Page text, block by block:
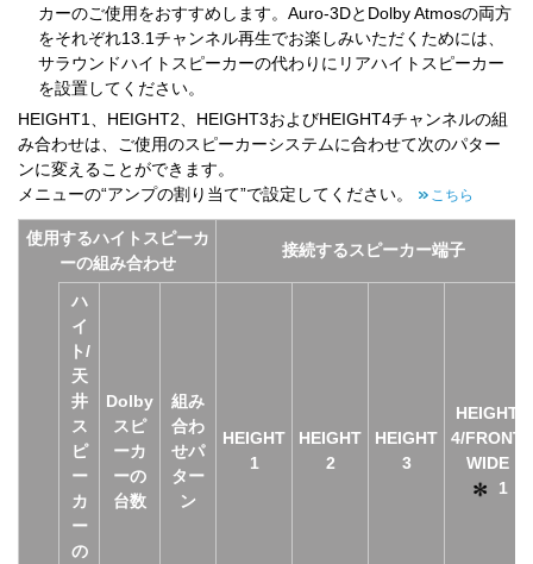
カーのご使用をおすすめします。Auro-3DとDolby Atmosの両方
をそれぞれ13.1チャンネル再生でお楽しみいただくためには、
サラウンドハイトスピーカーの代わりにリアハイトスピーカー
を設置してください。
HEIGHT1、HEIGHT2、HEIGHT3およびHEIGHT4チャンネルの組
み合わせは、ご使用のスピーカーシステムに合わせて次のパター
ンに変えることができます。
メニューの“アンプの割り当て”で設定してください。
こちら
使用するハイトスピーカ
ーの組み合わせ
接続するスピーカー端子
ハ
イ
ト/
天
井
ス
ピ
ー
カ
ー
の
Dolby
スピ
ーカ
ーの
台数
組み
合わ
せパ
ター
ン
HEIGHT
1
HEIGHT
2
HEIGHT
3
HEIGHT
4/FRONT
WIDE
1